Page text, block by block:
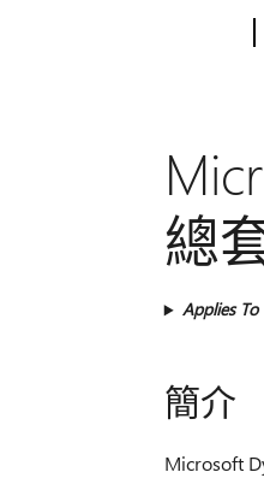
總
Applies To
簡介
Microsoft